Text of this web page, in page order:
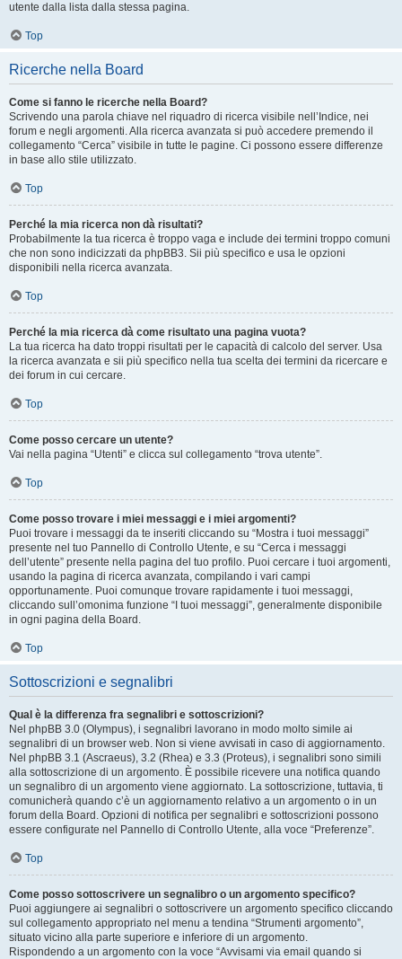
utente dalla lista dalla stessa pagina.
Top
Ricerche nella Board
Come si fanno le ricerche nella Board?
Scrivendo una parola chiave nel riquadro di ricerca visibile nell’Indice, nei
forum e negli argomenti. Alla ricerca avanzata si può accedere premendo il
collegamento “Cerca” visibile in tutte le pagine. Ci possono essere differenze
in base allo stile utilizzato.
Top
Perché la mia ricerca non dà risultati?
Probabilmente la tua ricerca è troppo vaga e include dei termini troppo comuni
che non sono indicizzati da phpBB3. Sii più specifico e usa le opzioni
disponibili nella ricerca avanzata.
Top
Perché la mia ricerca dà come risultato una pagina vuota?
La tua ricerca ha dato troppi risultati per le capacità di calcolo del server. Usa
la ricerca avanzata e sii più specifico nella tua scelta dei termini da ricercare e
dei forum in cui cercare.
Top
Come posso cercare un utente?
Vai nella pagina “Utenti” e clicca sul collegamento “trova utente”.
Top
Come posso trovare i miei messaggi e i miei argomenti?
Puoi trovare i messaggi da te inseriti cliccando su “Mostra i tuoi messaggi”
presente nel tuo Pannello di Controllo Utente, e su “Cerca i messaggi
dell’utente” presente nella pagina del tuo profilo. Puoi cercare i tuoi argomenti,
usando la pagina di ricerca avanzata, compilando i vari campi
opportunamente. Puoi comunque trovare rapidamente i tuoi messaggi,
cliccando sull’omonima funzione “I tuoi messaggi”, generalmente disponibile
in ogni pagina della Board.
Top
Sottoscrizioni e segnalibri
Qual è la differenza fra segnalibri e sottoscrizioni?
Nel phpBB 3.0 (Olympus), i segnalibri lavorano in modo molto simile ai
segnalibri di un browser web. Non si viene avvisati in caso di aggiornamento.
Nel phpBB 3.1 (Ascraeus), 3.2 (Rhea) e 3.3 (Proteus), i segnalibri sono simili
alla sottoscrizione di un argomento. È possibile ricevere una notifica quando
un segnalibro di un argomento viene aggiornato. La sottoscrizione, tuttavia, ti
comunicherà quando c’è un aggiornamento relativo a un argomento o in un
forum della Board. Opzioni di notifica per segnalibri e sottoscrizioni possono
essere configurate nel Pannello di Controllo Utente, alla voce “Preferenze”.
Top
Come posso sottoscrivere un segnalibro o un argomento specifico?
Puoi aggiungere ai segnalibri o sottoscrivere un argomento specifico cliccando
sul collegamento appropriato nel menu a tendina “Strumenti argomento”,
situato vicino alla parte superiore e inferiore di un argomento.
Rispondendo a un argomento con la voce “Avvisami via email quando si